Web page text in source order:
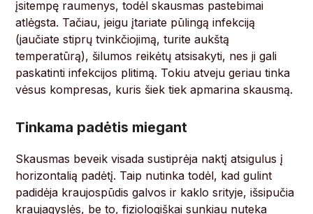
įsitempę raumenys, todėl skausmas pastebimai
atlėgsta. Tačiau, jeigu įtariate pūlingą infekciją
(jaučiate stiprų tvinkčiojimą, turite aukštą
temperatūrą), šilumos reikėtų atsisakyti, nes ji gali
paskatinti infekcijos plitimą. Tokiu atveju geriau tinka
vėsus kompresas, kuris šiek tiek apmarina skausmą.
Tinkama padėtis miegant
Skausmas beveik visada sustiprėja naktį atsigulus į
horizontalią padėtį. Taip nutinka todėl, kad gulint
padidėja kraujospūdis galvos ir kaklo srityje, išsipučia
kraujagyslės, be to, fiziologiškai sunkiau nuteka